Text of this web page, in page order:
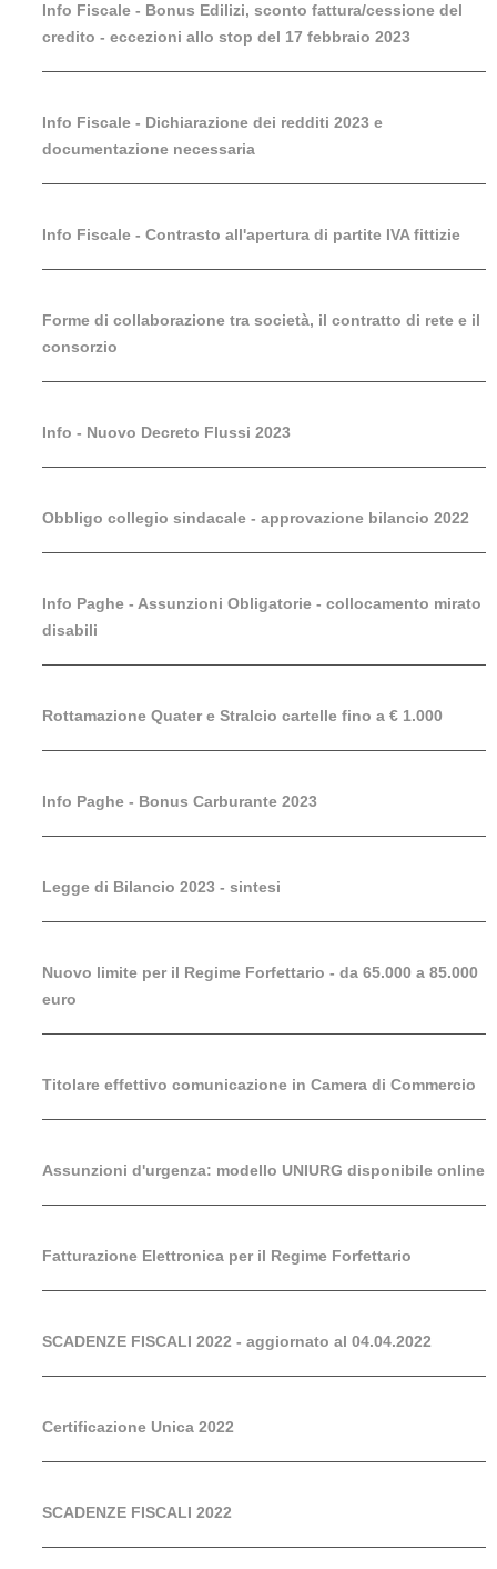
Info Fiscale - Bonus Edilizi, sconto fattura/cessione del
credito - eccezioni allo stop del 17 febbraio 2023
Info Fiscale - Dichiarazione dei redditi 2023 e
documentazione necessaria
Info Fiscale - Contrasto all'apertura di partite IVA fittizie
Forme di collaborazione tra società, il contratto di rete e il
consorzio
Info - Nuovo Decreto Flussi 2023
Obbligo collegio sindacale - approvazione bilancio 2022
Info Paghe - Assunzioni Obligatorie - collocamento mirato
disabili
Rottamazione Quater e Stralcio cartelle fino a € 1.000
Info Paghe - Bonus Carburante 2023
Legge di Bilancio 2023 - sintesi
Nuovo limite per il Regime Forfettario - da 65.000 a 85.000
euro
Titolare effettivo comunicazione in Camera di Commercio
Assunzioni d'urgenza: modello UNIURG disponibile online
Fatturazione Elettronica per il Regime Forfettario
SCADENZE FISCALI 2022 - aggiornato al 04.04.2022
Certificazione Unica 2022
SCADENZE FISCALI 2022